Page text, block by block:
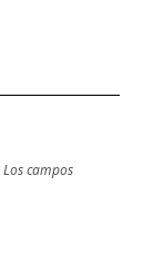
Los campos